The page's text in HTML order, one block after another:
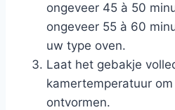
ongeveer 45 à 50
ongeveer 55 à 60
uw type oven.
Laat het gebakje
kamertemperatuur
ontvormen.